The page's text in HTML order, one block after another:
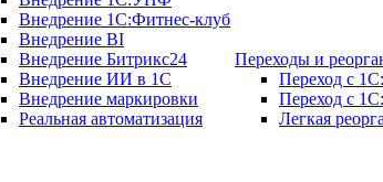
Внедрение 1С:Фитнес-клуб
Внедрение BI
Внедрение Битрикс24
Внедрение ИИ в 1С
Внедрение маркировки
Реальная автоматизация
Переходы и
Переход с
Переход с
Легкая